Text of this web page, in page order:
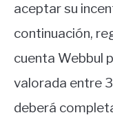
aceptar su
continuación,
cuenta Webbul
valorada entre
deberá